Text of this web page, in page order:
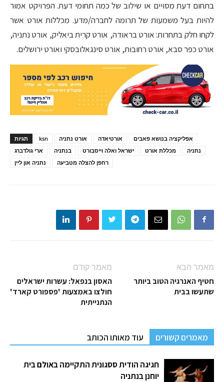
בתחום דעת מסויים או שילוב של כמה תחומי דעת. הפרויקט אמור
להיות בעל משמעות של תרומה לחברה/מדע. מכללות אורט אשר
לקחו חלק בתחרות: אורט בראודה, אורט קרית ביאליק, אורט נתניה,
אורט כפר סבא, אורט רחובות, אורט סינגאלובסקי ואורט ירושלים.
תגיות ksn אורט נתניה אורטיאדה
אפליקציה בנושא פאבים
ארי גולדברג
בנתניה ישראל ואלה וייסבורט מכללת אורט
נתניה
נתניה און ליין
רחפן להצלה מטביעה
מאמר קודם
האסון בנפאל: עשרות ישראלים
חולצו באמצעות 'פספורט קארד'
הנתנייתית
מאמר הבא
חטיף האנרגיה הטוב ביותר
שתעשו בבית
מאמרים קשורים עוד מאותו הכותב
חגיגה הודית ססגונית התקיימה באולם בית
יוחנן בנתניה